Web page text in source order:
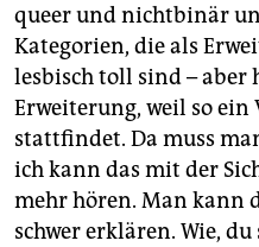
queer und nichtbinär
Kategorien, die als
lesbisch toll sind –
Erweiterung, weil so ein
stattfindet. Da muss
ich kann das mit der
mehr hören. Man kann
schwer erklären. Wie,